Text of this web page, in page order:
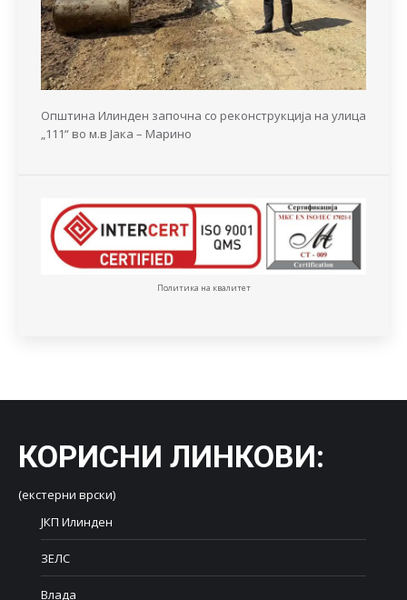
Општина Илинден започна со реконструкција на улица
„111“ во м.в Јака – Марино
Политика на квалитет
КОРИСНИ ЛИНКОВИ:
(екстерни врски)
ЈКП Илинден
ЗЕЛС
Влада